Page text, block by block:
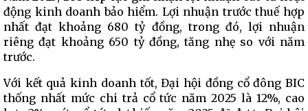
động kinh doanh bảo hiểm. Lợi nhuận trước thuế hợp
nhất đạt khoảng 680 tỷ đồng, trong đó, lợi nhuận
riêng đạt khoảng 650 tỷ đồng, tăng nhẹ so với năm
trước.
Với kết quả kinh doanh tốt, Đại hội đồng cổ đông BIC
thống nhất mức chi trả cổ tức năm 2025 là 12%, cao